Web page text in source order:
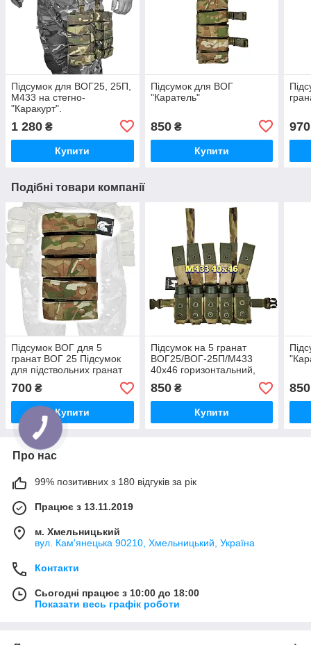
Підсумок для ВОГ25, 25П,
М433 на стегно-
"Каракурт".
1 280 ₴
Купити
Підсумок для ВОГ
"Каратель"
850₴
Купити
970
Подібні товари компанії
Підсумок ВОГ для 5
гранат ВОГ 25 Підсумок
для підствольних гранат
ВОГ-25
700 ₴
Купити
Підсумок на 5 гранат
ВОГ25/ВОГ-25П/М433
40х46 горизонтальний,
стегно-пояс, мультикам.
В125
850₴
Купити
850
Про нас
99% позитивних з 180 відгуків за рік
Працює з 13.11.2019
м. Хмельницький
вул. Кам'янецька 90210, Хмельницький, Україна
Контакти
Сьогодні працює з 10:00 до 18:00
Показати весь графік роботи